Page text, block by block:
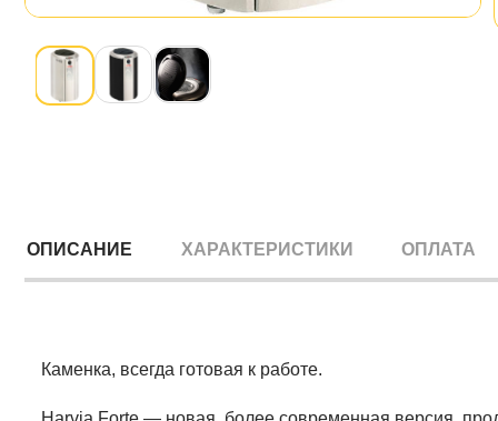
ОПИСАНИЕ ХАРАКТЕРИСТИКИ ОПЛАТА
Каменка, всегда готовая к работе.